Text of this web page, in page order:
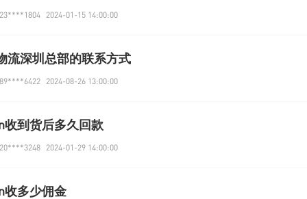
2024-01-15 14:00:00
流深圳总部的联系方式
2024-08-26 13:00:00
收到货后多久回款
2024-01-29 14:00:00
收多少佣金